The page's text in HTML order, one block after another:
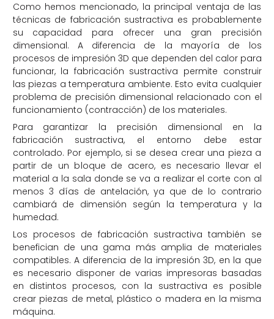
Como hemos mencionado, la principal ventaja de las
técnicas de fabricación sustractiva es probablemente
su capacidad para ofrecer una gran precisión
dimensional. A diferencia de la mayoría de los
procesos de impresión 3D que dependen del calor para
funcionar, la fabricación sustractiva permite construir
las piezas a temperatura ambiente. Esto evita cualquier
problema de precisión dimensional relacionado con el
funcionamiento (contracción) de los materiales.
Para garantizar la precisión dimensional en la
fabricación sustractiva, el entorno debe estar
controlado. Por ejemplo, si se desea crear una pieza a
partir de un bloque de acero, es necesario llevar el
material a la sala donde se va a realizar el corte con al
menos 3 días de antelación, ya que de lo contrario
cambiará de dimensión según la temperatura y la
humedad.
Los procesos de fabricación sustractiva también se
benefician de una gama más amplia de materiales
compatibles. A diferencia de la impresión 3D, en la que
es necesario disponer de varias impresoras basadas
en distintos procesos, con la sustractiva es posible
crear piezas de metal, plástico o madera en la misma
máquina.